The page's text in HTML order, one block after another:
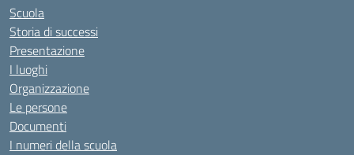
Scuola
Storia di successi
Presentazione
I luoghi
Organizzazione
Le persone
Documenti
I numeri della scuola